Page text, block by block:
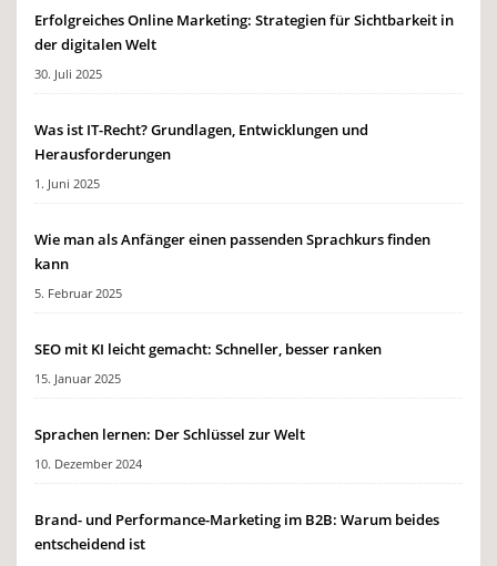
Erfolgreiches Online Marketing: Strategien für Sichtbarkeit in
der digitalen Welt
30. Juli 2025
Was ist IT-Recht? Grundlagen, Entwicklungen und
Herausforderungen
1. Juni 2025
Wie man als Anfänger einen passenden Sprachkurs finden
kann
5. Februar 2025
SEO mit KI leicht gemacht: Schneller, besser ranken
15. Januar 2025
Sprachen lernen: Der Schlüssel zur Welt
10. Dezember 2024
Brand- und Performance-Marketing im B2B: Warum beides
entscheidend ist